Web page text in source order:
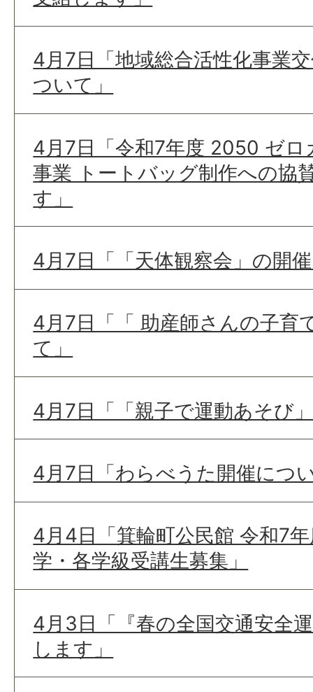
4月7日「地域総合活性化事業
ついて」
4月7日「令和7年度 2050 ゼ
事業 トートバッグ制作への協
す」
4月7日「「天体観察会」の開
4月7日「「 助産師さんの子育
て」
4月7日「「親子で運動あそび
4月7日「わらべうた開催につ
4月4日「箕輪町公民館 令和7
学・各学級受講生募集」
4月3日「『春の全国交通安全
します」